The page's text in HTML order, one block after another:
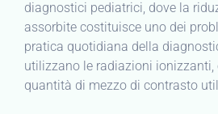
diagnostici pediatrici, dove la
assorbite costituisce uno dei
pratica quotidiana della
utilizzano le radiazioni ionizzanti,
quantità di mezzo di contrasto